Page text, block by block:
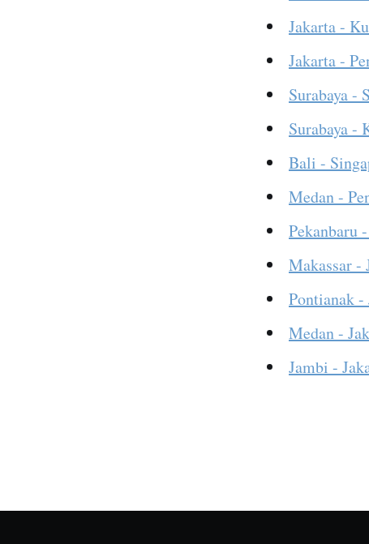
Jakarta -
Jakarta -
Surabaya -
Surabaya -
Bali -
Medan -
Pekanbaru
Makassar -
Pontianak -
Medan -
Jambi -